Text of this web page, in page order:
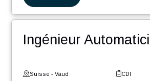
CAO/PLM F/H
Suisse - Neuchâtel